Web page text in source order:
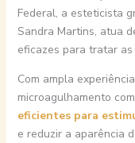
Federal, a esteticista
Sandra Martins, atua
eficazes para tratar
Com ampla
microagulhamento
eficientes para
e reduzir a aparência